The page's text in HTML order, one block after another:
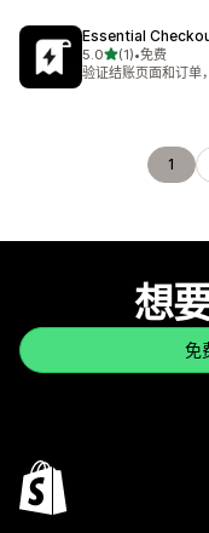
Essential
5.0星（满分 5 星）
(1)
总共 1 条评论
•免费
验证结账页面和订单
1
想
免